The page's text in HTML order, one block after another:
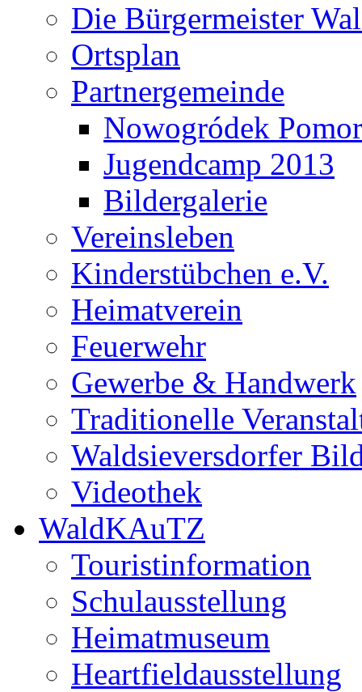
Die Bürgermeister
Ortsplan
Partnergemeinde
Nowogródek
Jugendcamp 2013
Bildergalerie
Vereinsleben
Kinderstübchen e.V.
Heimatverein
Feuerwehr
Gewerbe & Handwerk
Traditionelle
Waldsieversdorfer
Videothek
WaldKAuTZ
Touristinformation
Schulausstellung
Heimatmuseum
Heartfieldausstellung